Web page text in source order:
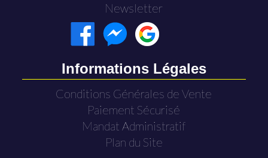
Newsletter
Informations Légales
Conditions Générales de Vente
Paiement Sécurisé
Mandat Administratif
Plan du Site